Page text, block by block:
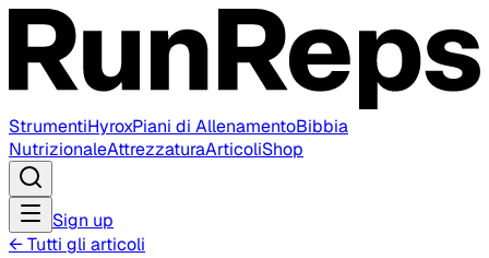
StrumentiHyroxPiani di AllenamentoBibbia
NutrizionaleAttrezzaturaArticoliShop
Sign up
← Tutti gli articoli